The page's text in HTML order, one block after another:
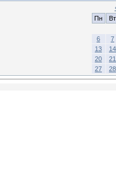
Пн
Вт
6
7
13
14
20
21
27
28